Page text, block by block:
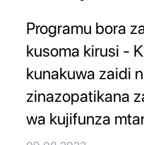
Programu bora
kusoma kirusi -
kunakuwa zaidi
zinazopatikana
wa kujifunza